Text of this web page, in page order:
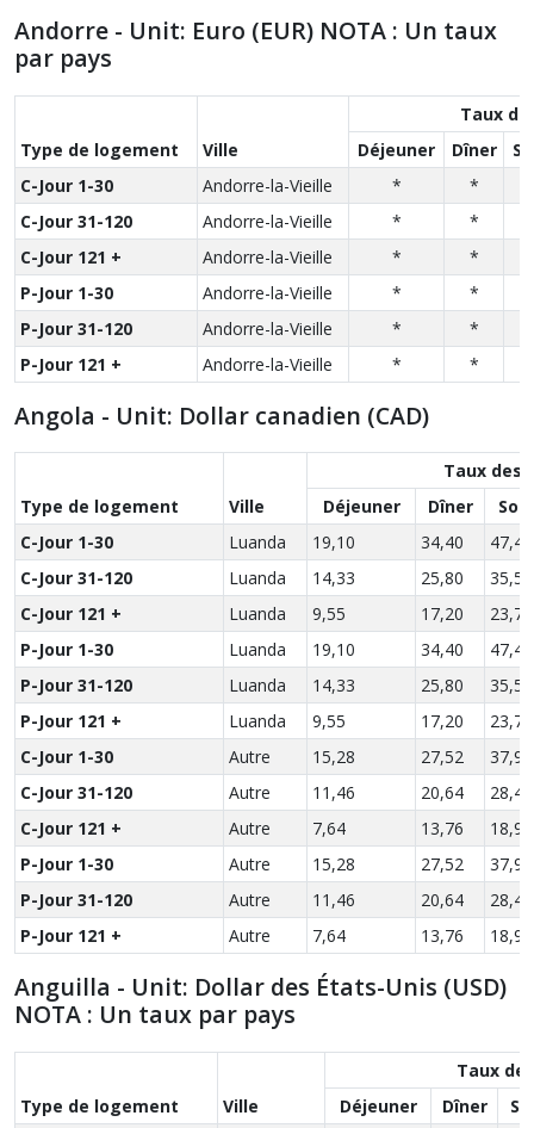
Andorre - Unit: Euro (EUR) NOTA : Un taux
par pays
Type de logement Ville
Taux
Déjeuner
Dîner
C-Jour 1-30
Andorre-la-Vieille *
*
C-Jour 31-120
Andorre-la-Vieille *
*
C-Jour 121 +
Andorre-la-Vieille *
*
P-Jour 1-30
Andorre-la-Vieille *
*
P-Jour 31-120
Andorre-la-Vieille *
*
P-Jour 121 +
Andorre-la-Vieille * *
Angola - Unit: Dollar canadien (CAD)
Type de logement Ville
Taux des
Déjeuner
Dîner
C-Jour 1-30
Luanda 19,10 34,40
47,45
C-Jour 31-120
Luanda 14,33 25,80
35,59
C-Jour 121 +
Luanda 9,55 17,20
23,73
P-Jour 1-30
Luanda 19,10 34,40
47,45
P-Jour 31-120
Luanda 14,33 25,80
35,59
P-Jour 121 +
Luanda 9,55 17,20
23,73
C-Jour 1-30
Autre 15,28 27,52
37,96
C-Jour 31-120
Autre 11,46 20,64
28,47
C-Jour 121 +
Autre 7,64 13,76
18,98
P-Jour 1-30
Autre 15,28 27,52
37,96
P-Jour 31-120
Autre 11,46 20,64
28,47
P-Jour 121 +
Autre 7,64 13,76 18,98
Anguilla - Unit: Dollar des États-Unis (USD)
NOTA : Un taux par pays
Type de logement Ville
Taux
Déjeuner
Dîner